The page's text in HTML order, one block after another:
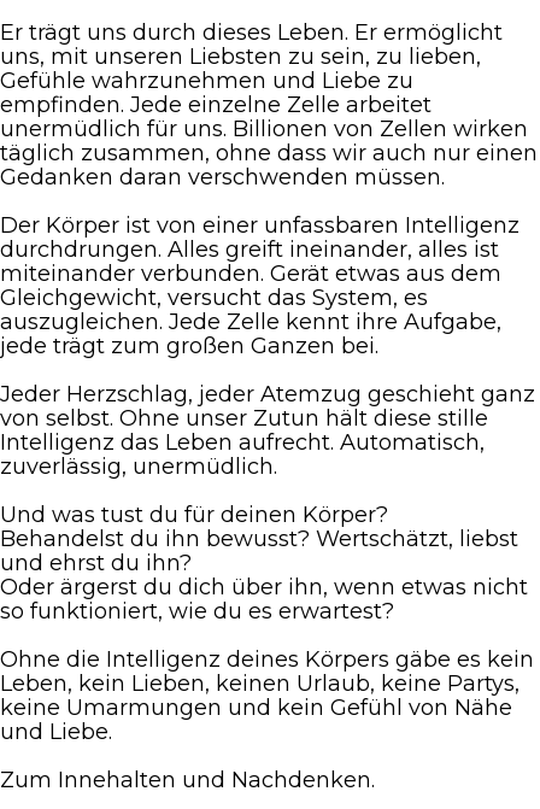
Er trägt uns durch dieses Leben. Er ermöglicht
uns, mit unseren Liebsten zu sein, zu lieben,
Gefühle wahrzunehmen und Liebe zu
empfinden. Jede einzelne Zelle arbeitet
unermüdlich für uns. Billionen von Zellen wirken
täglich zusammen, ohne dass wir auch nur einen
Gedanken daran verschwenden müssen.
Der Körper ist von einer unfassbaren Intelligenz
durchdrungen. Alles greift ineinander, alles ist
miteinander verbunden. Gerät etwas aus dem
Gleichgewicht, versucht das System, es
auszugleichen. Jede Zelle kennt ihre Aufgabe,
jede trägt zum großen Ganzen bei.
Jeder Herzschlag, jeder Atemzug geschieht ganz
von selbst. Ohne unser Zutun hält diese stille
Intelligenz das Leben aufrecht. Automatisch,
zuverlässig, unermüdlich.
Und was tust du für deinen Körper?
Behandelst du ihn bewusst? Wertschätzt, liebst
und ehrst du ihn?
Oder ärgerst du dich über ihn, wenn etwas nicht
so funktioniert, wie du es erwartest?
Ohne die Intelligenz deines Körpers gäbe es kein
Leben, kein Lieben, keinen Urlaub, keine Partys,
keine Umarmungen und kein Gefühl von Nähe
und Liebe.
Zum Innehalten und Nachdenken.